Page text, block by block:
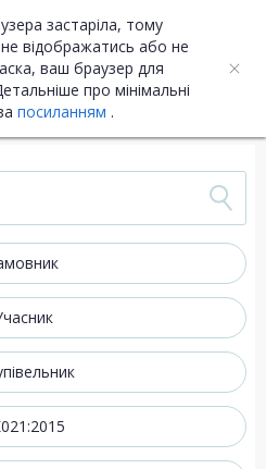
застаріла, тому
відображатись або не
ваш браузер для
про мінімальні
посиланням .
UA ENG
Плани